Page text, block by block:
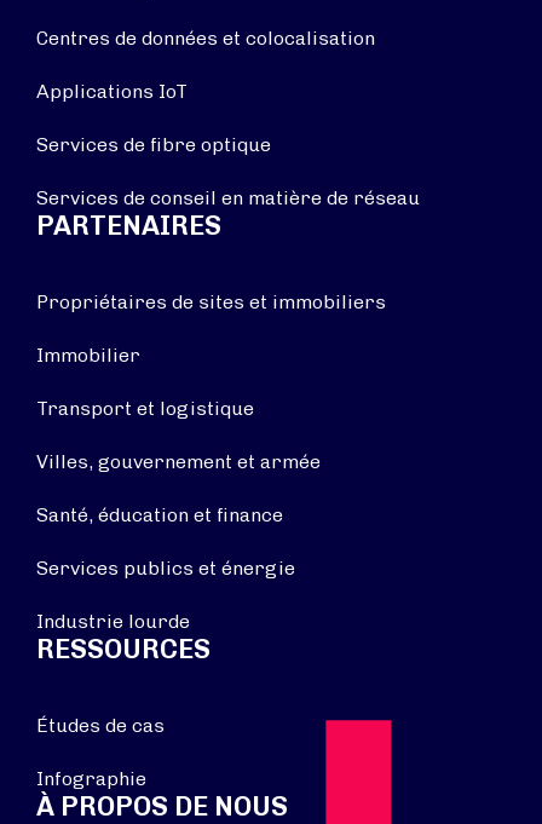
Centres de données et colocalisation
Applications IoT
Services de fibre optique
Services de conseil en matière de réseau
PARTENAIRES
Propriétaires de sites et immobiliers
Immobilier
Transport et logistique
Villes, gouvernement et armée
Santé, éducation et finance
Services publics et énergie
Industrie lourde
RESSOURCES
Études de cas
Infographie
À PROPOS DE NOUS